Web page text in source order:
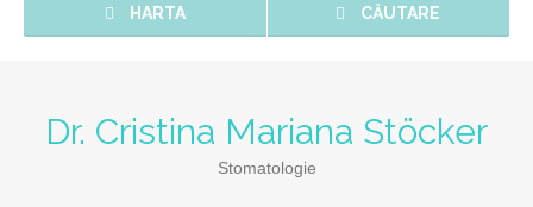
HARTA CĂUTARE
Dr. Cristina Mariana Stöcker
Stomatologie